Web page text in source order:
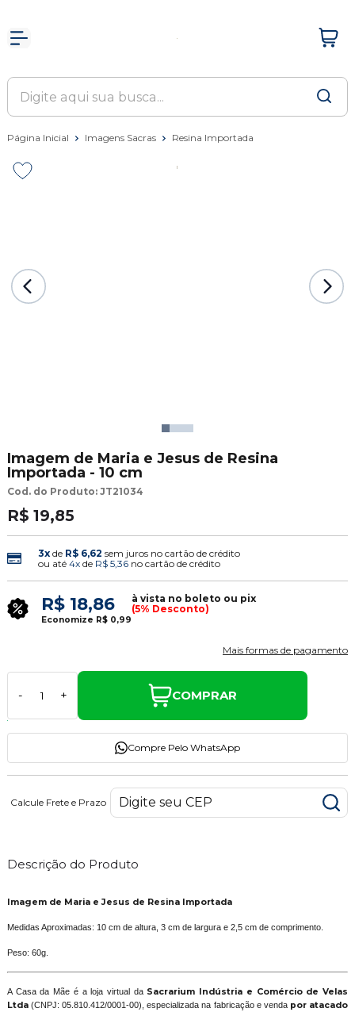
Página Inicial Imagens Sacras Resina Importada
Imagem de Maria e Jesus de Resina
Importada - 10 cm
Cod. do Produto: JT21034
R$ 19,85
3xde R$ 6,62 sem juros no cartão de crédito
ou até 4xde R$ 5,36no cartão de crédito
R$ 18,86
à vista no boleto ou pix
(5% Desconto)
Economize R$ 0,99
Mais formas de pagamento
- + COMPRAR
Compre Pelo WhatsApp
Calcule Frete e Prazo
Descrição do Produto
Imagem de Maria e Jesus de Resina Importada
Medidas Aproximadas: 10 cm de altura, 3 cm de largura e 2,5 cm de comprimento.
Peso: 60g.
A Casa da Mãe é a loja virtual daSacrarium Indústria e Comércio de Velas
Ltda(CNPJ: 05.810.412/0001-00), especializada na fabricação e venda por atacado